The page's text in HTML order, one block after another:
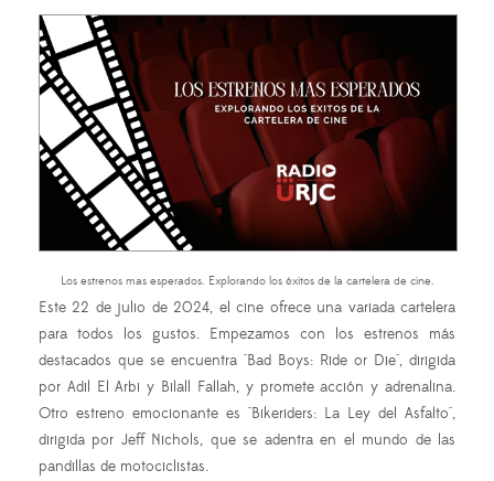
Los estrenos mas esperados. Explorando los éxitos de la cartelera de cine.
Este 22 de julio de 2024, el cine ofrece una variada cartelera
para todos los gustos. Empezamos con los estrenos más
destacados que se encuentra "Bad Boys: Ride or Die", dirigida
por Adil El Arbi y Bilall Fallah, y promete acción y adrenalina.
Otro estreno emocionante es "Bikeriders: La Ley del Asfalto",
dirigida por Jeff Nichols, que se adentra en el mundo de las
pandillas de motociclistas.